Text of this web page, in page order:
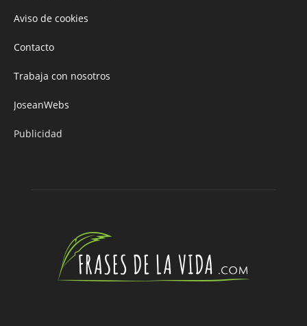
Aviso de cookies
Contacto
Trabaja con nosotros
JoseanWebs
Publicidad